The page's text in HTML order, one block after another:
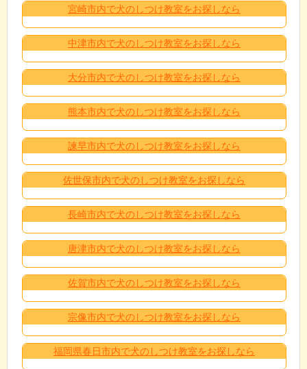
宮崎市内で犬のしつけ教室をお探しなら
中津市内で犬のしつけ教室をお探しなら
大分市内で犬のしつけ教室をお探しなら
熊本市内で犬のしつけ教室をお探しなら
諫早市内で犬のしつけ教室をお探しなら
佐世保市内で犬のしつけ教室をお探しなら
長崎市内で犬のしつけ教室をお探しなら
唐津市内で犬のしつけ教室をお探しなら
佐賀市内で犬のしつけ教室をお探しなら
宗像市内で犬のしつけ教室をお探しなら
福岡県春日市内で犬のしつけ教室をお探しなら